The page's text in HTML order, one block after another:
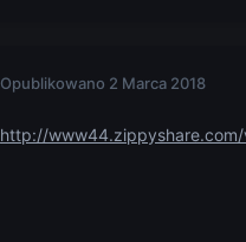
Opublikowano 2 Marca 2018
http://